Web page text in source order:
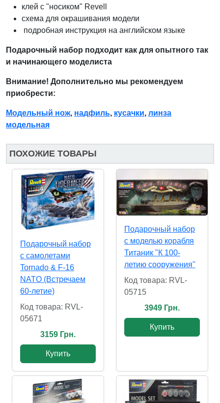
клей с "носиком" Revell
схема для окрашивания модели
подробная инструкция на английском языке
Подарочный набор подходит как для опытного так
и начинающего моделиста
Внимание! Дополнительно мы рекомендуем
приобрести:
Модельный нож, надфиль, кусачки, линза
модельная
ПОХОЖИЕ ТОВАРЫ
Подарочный набор
с самолетами
Tornado & F-16
NATO (Встречаем
60-летие)
Код товара: RVL-
05671
3159 Грн.
Купить
Подарочный набор
с моделью корабля
Титаник "К 100-
летию сооружения"
Код товара: RVL-
05715
3949 Грн.
Купить